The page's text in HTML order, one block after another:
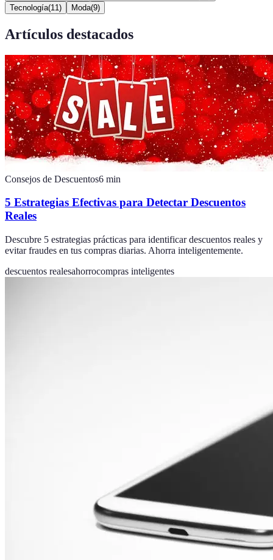
Tecnología(11 ) Moda(9)
Artículos destacados
Consejos de Descuentos6 min
5 Estrategias Efectivas para Detectar Descuentos
Reales
Descubre 5 estrategias prácticas para identificar descuentos reales y
evitar fraudes en tus compras diarias. Ahorra inteligentemente.
descuentos realesahorrocompras inteligentes